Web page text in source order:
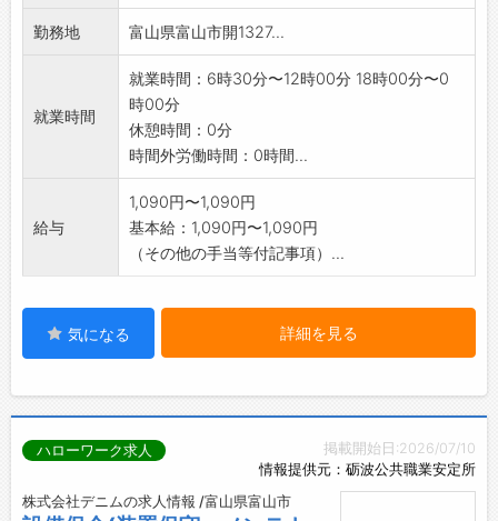
務
勤務地 富山県富山市開1327...
就業時間
就業時間：6時30分〜12時00分 18時00分〜0
時00分
休憩時間：0分
時間外労働時間：0時間...
給与
1,090円〜1,090円
基本給：1,090円〜1,090円
（その他の手当等付記事項）...
気になる 詳細を見る
掲載開始日:2026/07/10
情報提供元：砺波公共職業安定所
ハローワーク求人
株式会社デニムの求人情報 /富山県富山市